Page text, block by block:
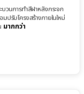
วนการทำสีฝาหลังกระจก
ปรับโครงสร้างภายในใหม่
มากกว่า